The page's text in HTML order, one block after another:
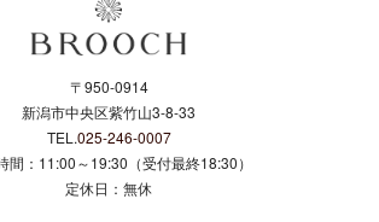
〒950-0914
新潟市中央区紫竹山3-8-33
TEL.025-246-0007
間：11:00～19:30（受付最終18:30）
定休日：無休